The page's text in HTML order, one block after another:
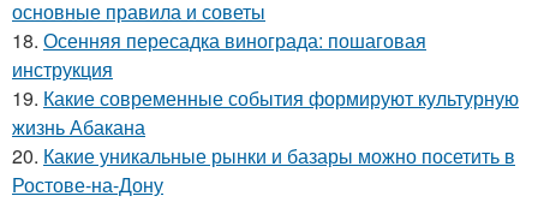
основные правила и советы
18. Осенняя пересадка винограда: пошаговая
инструкция
19. Какие современные события формируют культурную
жизнь Абакана
20. Какие уникальные рынки и базары можно посетить в
Ростове-на-Дону